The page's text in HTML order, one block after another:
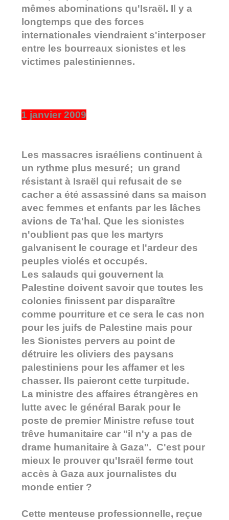
mêmes abominations qu'Israël. Il y a
longtemps que des forces
internationales viendraient s'interposer
entre les bourreaux sionistes et les
victimes palestiniennes.
1 janvier 2009
Les massacres israéliens continuent à
un rythme plus mesuré; un grand
résistant à Israël qui refusait de se
cacher a été assassiné dans sa maison
avec femmes et enfants par les lâches
avions de Ta'hal. Que les sionistes
n'oublient pas que les martyrs
galvanisent le courage et l'ardeur des
peuples violés et occupés.
Les salauds qui gouvernent la
Palestine doivent savoir que toutes les
colonies finissent par disparaître
comme pourriture et ce sera le cas non
pour les juifs de Palestine mais pour
les Sionistes pervers au point de
détruire les oliviers des paysans
palestiniens pour les affamer et les
chasser. Ils paieront cette turpitude.
La ministre des affaires étrangères en
lutte avec le général Barak pour le
poste de premier Ministre refuse tout
trêve humanitaire car "il n'y a pas de
drame humanitaire à Gaza". C'est pour
mieux le prouver qu'Israël ferme tout
accès à Gaza aux journalistes du
monde entier ?
Cette menteuse professionnelle, reçue